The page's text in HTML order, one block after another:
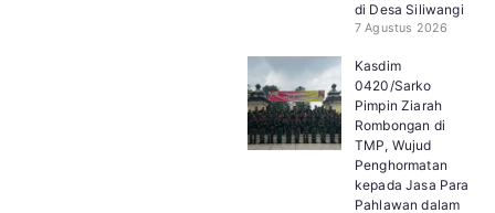
di Desa Siliwangi
7 Agustus 2026
Kasdim
0420/Sarko
Pimpin Ziarah
Rombongan di
TMP, Wujud
Penghormatan
kepada Jasa Para
Pahlawan dalam